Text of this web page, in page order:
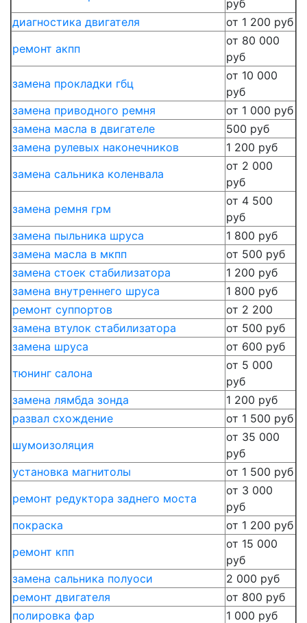
руб
диагностика двигателя
от 1 200 руб
ремонт акпп
от 80 000
руб
замена прокладки гбц
от 10 000
руб
замена приводного ремня
от 1 000 руб
замена масла в двигателе
500 руб
замена рулевых наконечников
1 200 руб
замена сальника коленвала
от 2 000
руб
замена ремня грм
от 4 500
руб
замена пыльника шруса
1 800 руб
замена масла в мкпп
от 500 руб
замена стоек стабилизатора
1 200 руб
замена внутреннего шруса
1 800 руб
ремонт суппортов
от 2 200
замена втулок стабилизатора
от 500 руб
замена шруса
от 600 руб
тюнинг салона
от 5 000
руб
замена лямбда зонда
1 200 руб
развал схождение
от 1 500 руб
шумоизоляция
от 35 000
руб
установка магнитолы
от 1 500 руб
ремонт редуктора заднего моста
от 3 000
руб
покраска
от 1 200 руб
ремонт кпп
от 15 000
руб
замена сальника полуоси
2 000 руб
ремонт двигателя
от 800 руб
полировка фар
1 000 руб